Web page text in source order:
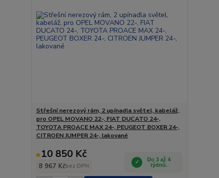
Střešní nerezový rám, 2 upínadla světel, kabeláž,
pro OPEL MOVANO 22-, FIAT DUCATO 24-,
TOYOTA PROACE MAX 24-, PEUGEOT BOXER 24-,
CITROEN JUMPER 24-, lakované
10 850 Kč
8 967 Kčbez DPH
Do 3 až 4
týdnů.